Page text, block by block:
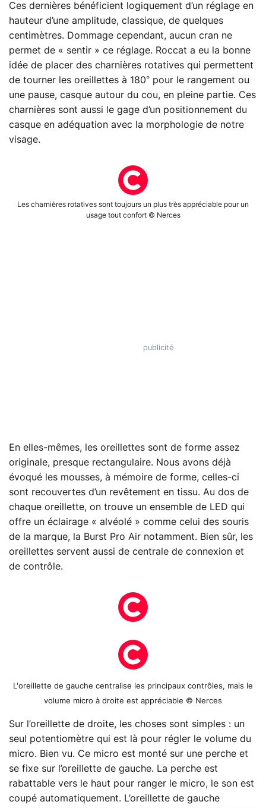
Ces dernières bénéficient logiquement d’un réglage en
hauteur d’une amplitude, classique, de quelques
centimètres. Dommage cependant, aucun cran ne
permet de « sentir » ce réglage. Roccat a eu la bonne
idée de placer des charnières rotatives qui permettent
de tourner les oreillettes à 180° pour le rangement ou
une pause, casque autour du cou, en pleine partie. Ces
charnières sont aussi le gage d’un positionnement du
casque en adéquation avec la morphologie de notre
visage.
Les charnières rotatives sont toujours un plus très appréciable pour un
usage tout confort © Nerces
En elles-mêmes, les oreillettes sont de forme assez
originale, presque rectangulaire. Nous avons déjà
évoqué les mousses, à mémoire de forme, celles-ci
sont recouvertes d’un revêtement en tissu. Au dos de
chaque oreillette, on trouve un ensemble de LED qui
offre un éclairage « alvéolé » comme celui des souris
de la marque, la Burst Pro Air notamment. Bien sûr, les
oreillettes servent aussi de centrale de connexion et
de contrôle.
L'oreillette de gauche centralise les principaux contrôles, mais le
volume micro à droite est appréciable © Nerces
Sur l’oreillette de droite, les choses sont simples : un
seul potentiomètre qui est là pour régler le volume du
micro. Bien vu. Ce micro est monté sur une perche et
se fixe sur l’oreillette de gauche. La perche est
rabattable vers le haut pour ranger le micro, le son est
coupé automatiquement. L’oreillette de gauche